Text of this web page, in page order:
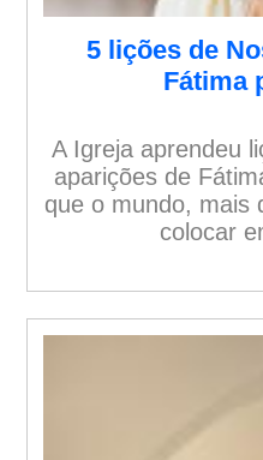
5 lições de
Fátima
A Igreja aprendeu
aparições de
que o mundo, mais
colocar